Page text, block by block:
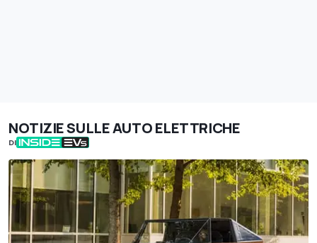
NOTIZIE SULLE AUTO ELETTRICHE
DI